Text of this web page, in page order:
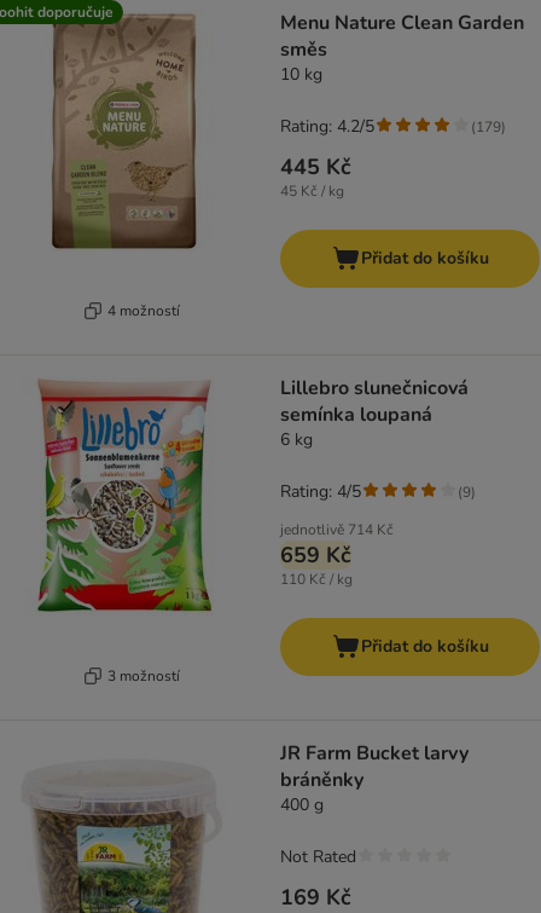
doporučuje
4 možností
Menu Nature Clean Garden
směs
10 kg
445 Kč
45 Kč / kg
Rating: 4.2/5 (179)
Přidat do košíku
3 možností
Lillebro slunečnicová
semínka loupaná
6 kg
jednotlivě 714 Kč
659 Kč
110 Kč / kg
Rating: 4/5 (9)
Přidat do košíku
JR Farm Bucket larvy
bráněnky
400 g
169 Kč
Not Rated